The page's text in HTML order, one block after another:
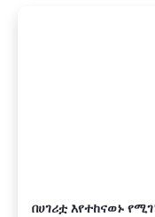
በሀገሪቷ እየተከናወኑ